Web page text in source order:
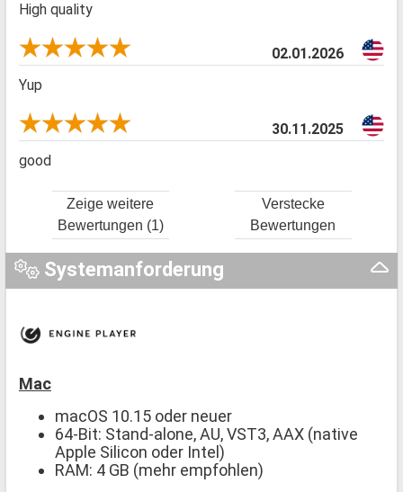
High quality
02.01.2026
Yup
30.11.2025
good
Zeige weitere
Bewertungen (1)
Verstecke
Bewertungen
Systemanforderung
Mac
macOS 10.15 oder neuer
64-Bit: Stand-alone, AU, VST3, AAX (native
Apple Silicon oder Intel)
RAM: 4 GB (mehr empfohlen)